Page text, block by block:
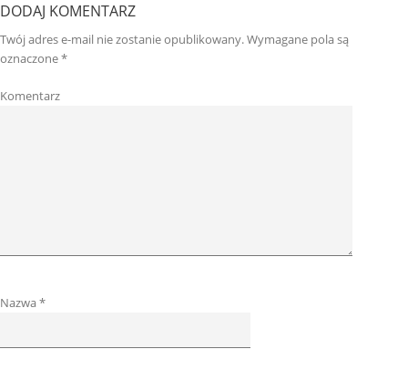
DODAJ KOMENTARZ
Twój adres e-mail nie zostanie opublikowany.Wymagane pola są
oznaczone*
Komentarz
Nazwa*